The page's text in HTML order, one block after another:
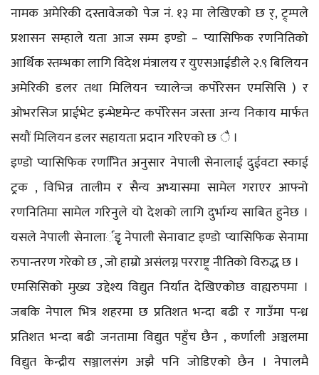
नामक अमेरिकी दस्तावेजको पेज नं. १३ मा लेखिएको छ र्, ट्र्म्पले
प्रशासन सम्हाले यता आज सम्म इण्डो – प्यासिफिक रणनितिको
आर्थिक स्तम्भका लागि विदेश मंत्रालय र युएसआईडीले २.९ बिलियन
अमेरिकी डलर तथा मिलियन च्यालेन्ज कर्पोरेसन एमसिसि ) र
ओभरसिज प्राईभेट इन्भेष्टमेन्ट कर्पोरेसन जस्ता अन्य निकाय मार्फत
सयौं मिलियन डलर सहायता प्रदान गरिएको छ ै ।
इण्डो प्यासिफिक रणनिित अनुसार नेपाली सेनालाई दुईवटा स्काई
ट्र्रक , विभिन्न तालीम र सैन्य अभ्यासमा सामेल गराएर आफ्नो
रणनितिमा सामेल गरिनुले यो देशको लागि दुर्भाग्य साबित हुनेछ ।
यसले नेपाली सेनालार्इृ नेपाली सेनावाट इण्डो प्यासिफिक सेनामा
रुपान्तरण गरेको छ , जो हाम्रो असंलग्न परराष्ट्र् नीतिको विरुद्ध छ ।
एमसिसिको मुख्य उद्देश्य विद्युत निर्यात देखिएकोछ वाह्यरुपमा ।
जबकि नेपाल भित्र शहरमा छ प्रतिशत भन्दा बढी र गाउँमा पन्ध्र
प्रतिशत भन्दा बढी जनतामा विद्युत पहुँच छैन , कर्णाली अञ्चलमा
विद्युत केन्द्रीय सञ्जालसंग अझै पनि जोडिएको छैन । नेपालमै